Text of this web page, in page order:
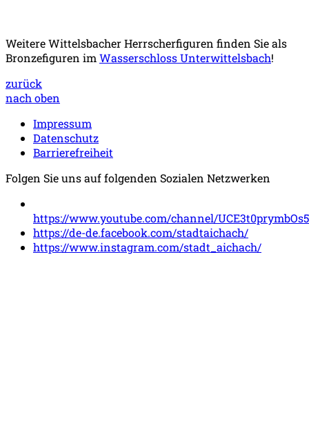
Weitere Wittelsbacher Herrscherfiguren finden Sie als
Bronzefiguren im Wasserschloss Unterwittelsbach!
zurück
nach oben
Impressum
Datenschutz
Barrierefreiheit
Folgen Sie uns auf folgenden Sozialen Netzwerken
https://www.youtube.com/channel/
https://de-de.facebook.com/stadtaichach/
https://www.instagram.com/stadt_aichach/